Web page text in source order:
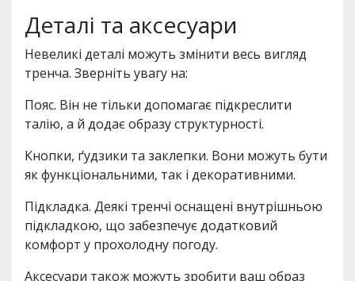
Деталі та аксесуари
Невеликі деталі можуть змінити весь вигляд
тренча. Зверніть увагу на:
Пояс. Він не тільки допомагає підкреслити
талію, а й додає образу структурності.
Кнопки, ґудзики та заклепки. Вони можуть бути
як функціональними, так і декоративними.
Підкладка. Деякі тренчі оснащені внутрішньою
підкладкою, що забезпечує додатковий
комфорт у прохолодну погоду.
Аксесуари також можуть зробити ваш образ